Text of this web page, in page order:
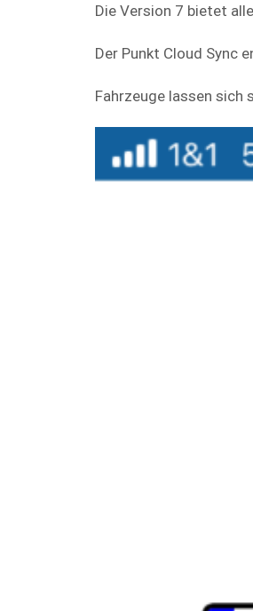
Die Version 7 bietet
Der Punkt Cloud Sync
Fahrzeuge lassen sich